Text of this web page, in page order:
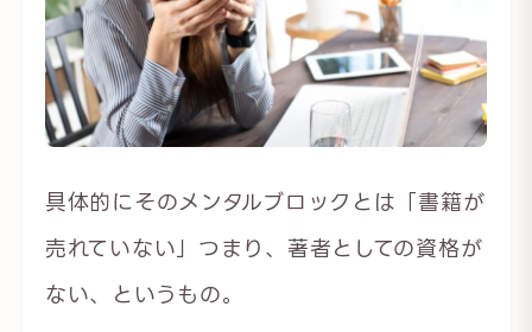
具体的にそのメンタルブロックとは「書籍が
売れていない」つまり、著者としての資格が
ない、というもの。